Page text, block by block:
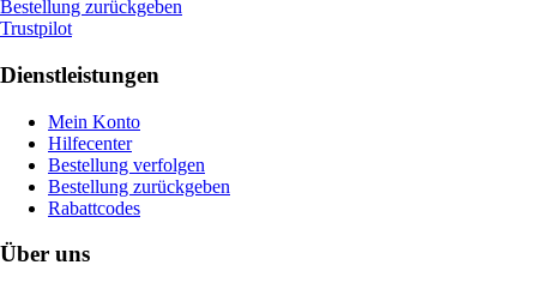
Bestellung zurückgeben
Trustpilot
Dienstleistungen
Mein Konto
Hilfecenter
Bestellung verfolgen
Bestellung zurückgeben
Rabattcodes
Über uns